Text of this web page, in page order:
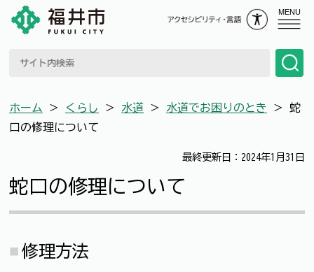
MENU
ホーム ＞ くらし ＞ 水道 ＞ 水道でお困りのとき ＞ 蛇
口の修理について
最終更新日：2024年1月31日
蛇口の修理について
修理方法